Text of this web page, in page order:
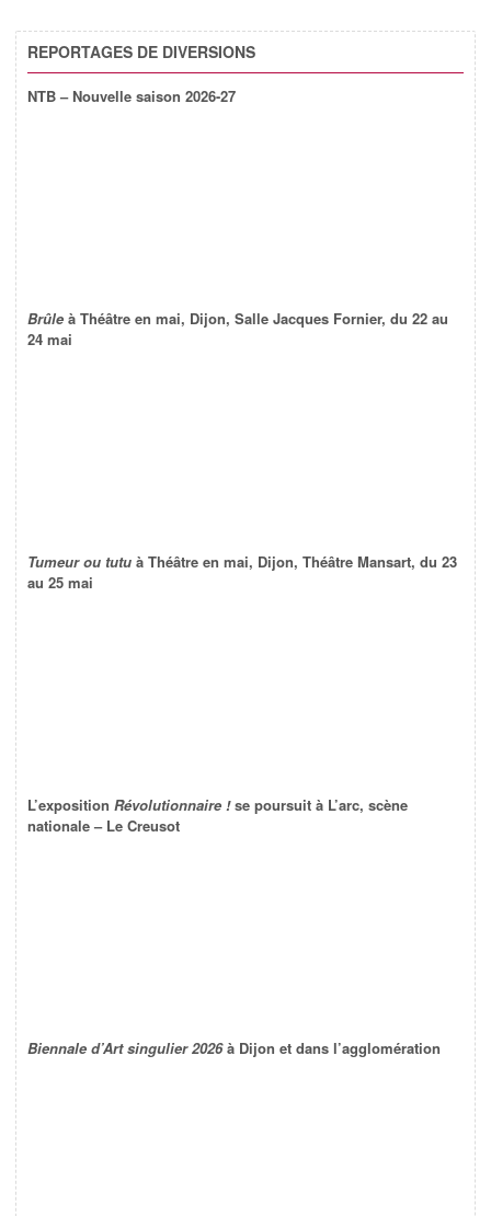
REPORTAGES DE DIVERSIONS
NTB – Nouvelle saison 2026-27
Brûle à Théâtre en mai, Dijon, Salle Jacques Fornier, du 22 au
24 mai
Tumeur ou tutu à Théâtre en mai, Dijon, Théâtre Mansart, du 23
au 25 mai
L’exposition Révolutionnaire !se poursuit à L’arc, scène
nationale – Le Creusot
Biennale d’Art singulier 2026à Dijon et dans l’agglomération